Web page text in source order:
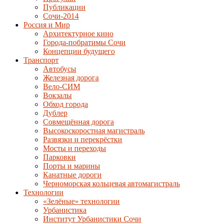
Публикации
Сочи-2014
Россия и Мир
Архитектурное кино
Города-побратимы Сочи
Концепции будущего
Транспорт
Автобусы
Железная дорога
Вело-СИМ
Вокзалы
Обход города
Дублер
Совмещённая дорога
Высокоскоростная магистраль
Развязки и перекрёстки
Мосты и переходы
Парковки
Порты и марины
Канатные дороги
Черноморская кольцевая автомагистраль
Технологии
«Зелёные» технологии
Урбанистика
Институт Урбанистики Сочи